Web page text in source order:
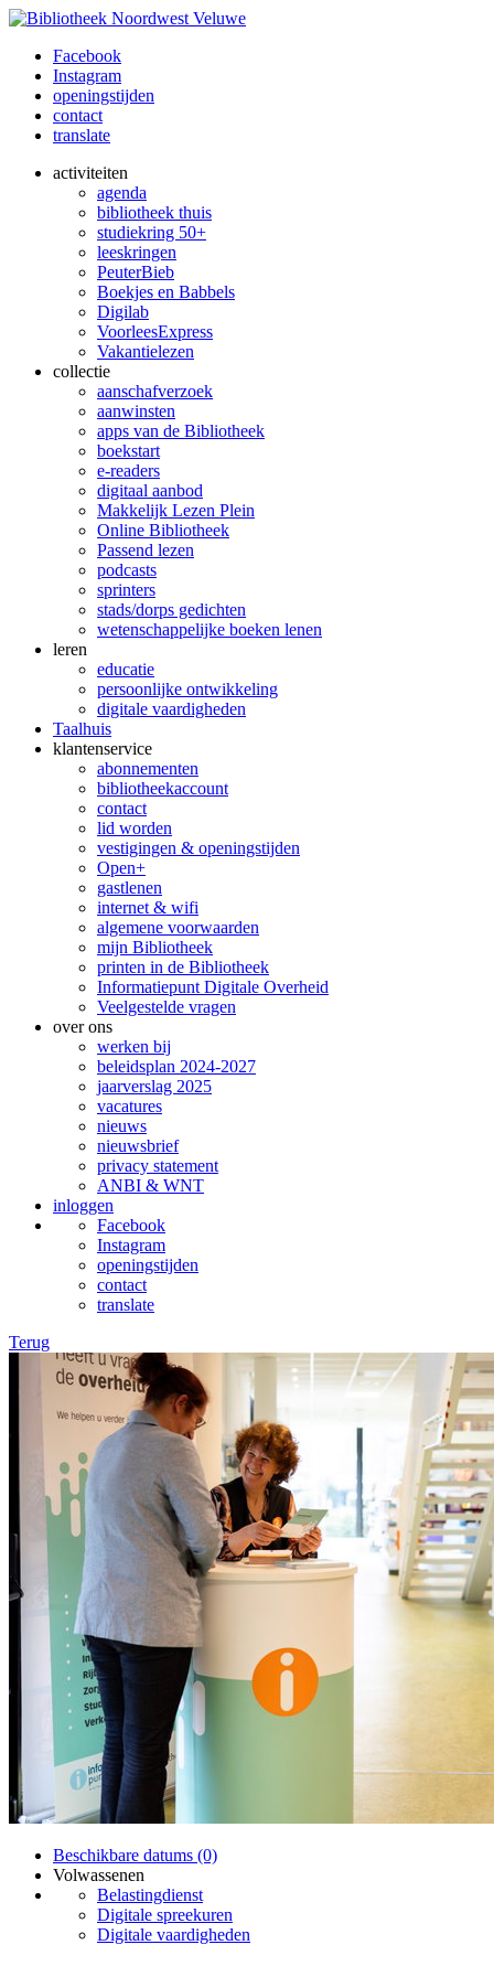
Facebook
Instagram
openingstijden
contact
translate
activiteiten
agenda
bibliotheek thuis
studiekring 50+
leeskringen
PeuterBieb
Boekjes en Babbels
Digilab
VoorleesExpress
Vakantielezen
collectie
aanschafverzoek
aanwinsten
apps van de Bibliotheek
boekstart
e-readers
digitaal aanbod
Makkelijk Lezen Plein
Online Bibliotheek
Passend lezen
podcasts
sprinters
stads/dorps gedichten
wetenschappelijke boeken lenen
leren
educatie
persoonlijke ontwikkeling
digitale vaardigheden
Taalhuis
klanten­service
abonnementen
bibliotheekaccount
contact
lid worden
vestigingen & openingstijden
Open+
gastlenen
internet & wifi
algemene voorwaarden
mijn Bibliotheek
printen in de Bibliotheek
Informatiepunt Digitale Overheid
Veelgestelde vragen
over ons
werken bij
beleidsplan 2024-2027
jaarverslag 2025
vacatures
nieuws
nieuwsbrief
privacy statement
ANBI & WNT
inloggen
Facebook
Instagram
openingstijden
contact
translate
Terug
Beschikbare datums (0)
Volwassenen
Belastingdienst
Digitale spreekuren
Digitale vaardigheden